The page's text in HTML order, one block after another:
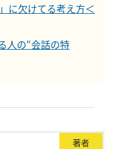
に欠けてる考え方＜
人の“会話の特
著者